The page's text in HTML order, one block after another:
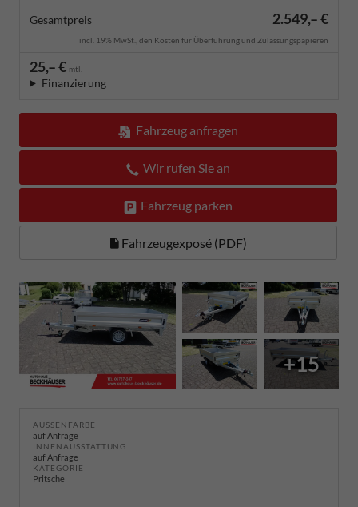
Gesamtpreis 2.549,– €
incl. 19% MwSt., den Kosten für Überführung und Zulassungspapieren
25,– € mtl.
Finanzierung
Fahrzeug anfragen
Wir rufen Sie an
Fahrzeug parken
Fahrzeugexposé (PDF)
+15
AUSSENFARBE
auf Anfrage
INNENAUSSTATTUNG
auf Anfrage
KATEGORIE
Pritsche